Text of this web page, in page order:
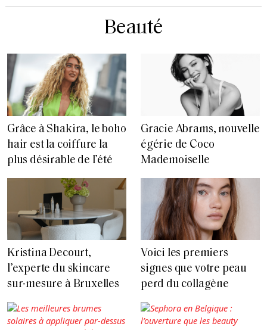
Beauté
Grâce à Shakira, le boho
hair est la coiffure la
plus désirable de l’été
Gracie Abrams, nouvelle
égérie de Coco
Mademoiselle
Kristina Decourt,
l’experte du skincare
sur-mesure à Bruxelles
Voici les premiers
signes que votre peau
perd du collagène